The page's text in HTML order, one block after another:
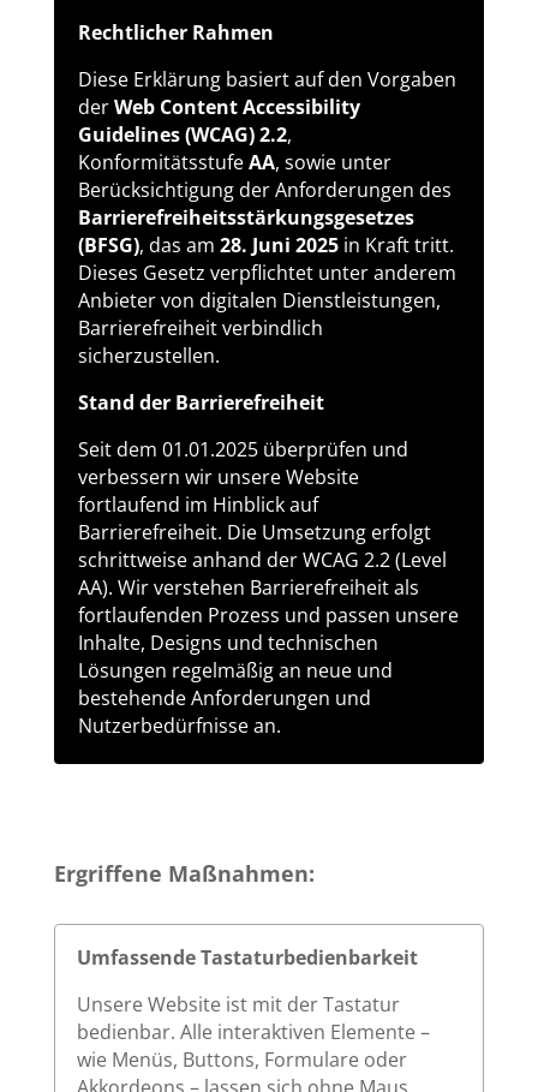
Rechtlicher Rahmen
Diese Erklärung basiert auf den Vorgaben
derWeb Content Accessibility
Guidelines (WCAG) 2.2,
KonformitätsstufeAA, sowie unter
Berücksichtigung der Anforderungen des
Barrierefreiheitsstärkungsgesetzes
(BFSG), das am 28. Juni 2025in Kraft tritt.
Dieses Gesetz verpflichtet unter anderem
Anbieter von digitalen Dienstleistungen,
Barrierefreiheit verbindlich
sicherzustellen.
Stand der Barrierefreiheit
Seit dem 01.01.2025 überprüfen und
verbessern wir unsere Website
fortlaufend im Hinblick auf
Barrierefreiheit. Die Umsetzung erfolgt
schrittweise anhand der WCAG 2.2 (Level
AA). Wir verstehen Barrierefreiheit als
fortlaufenden Prozess und passen unsere
Inhalte, Designs und technischen
Lösungen regelmäßig an neue und
bestehende Anforderungen und
Nutzerbedürfnisse an.
Ergriffene Maßnahmen:
Umfassende Tastaturbedienbarkeit
Unsere Website ist mit der Tastatur
bedienbar. Alle interaktiven Elemente –
wie Menüs, Buttons, Formulare oder